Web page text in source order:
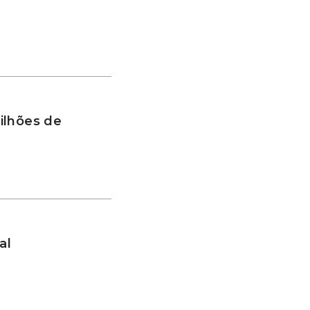
de